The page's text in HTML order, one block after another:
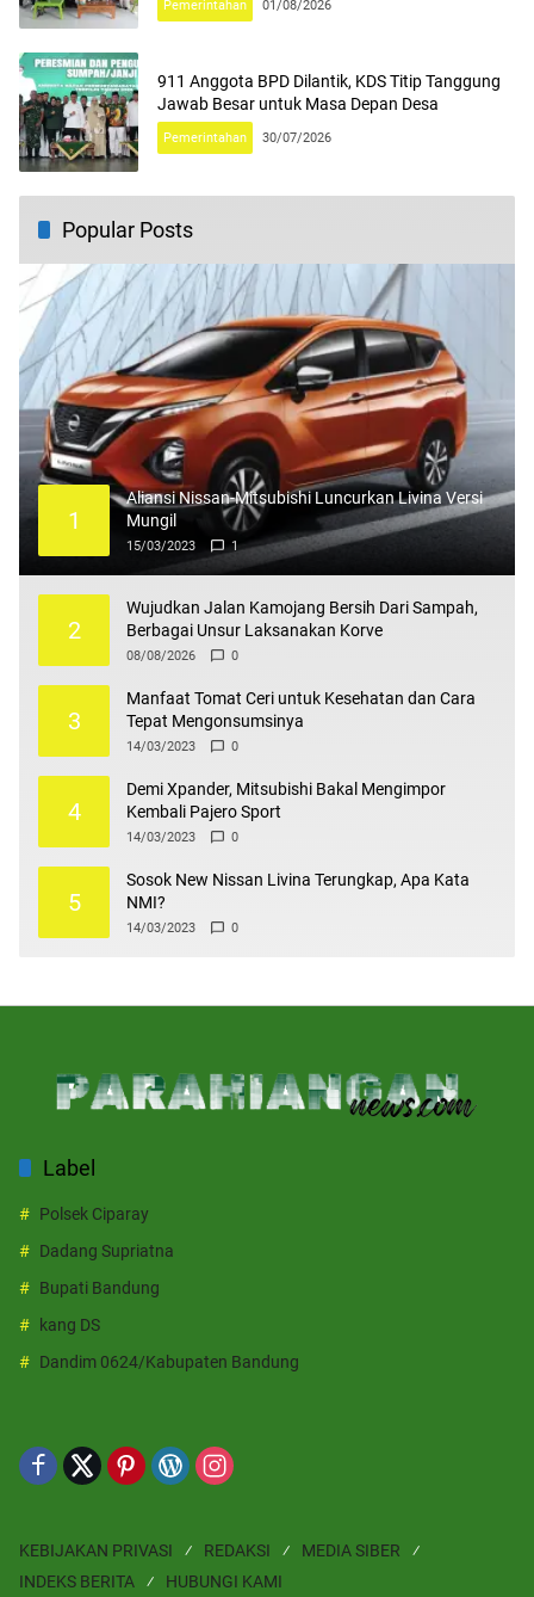
Pemerintahan 01/08/2026
911 Anggota BPD Dilantik, KDS Titip Tanggung
Jawab Besar untuk Masa Depan Desa
Pemerintahan 30/07/2026
Popular Posts
1
Aliansi Nissan-Mitsubishi Luncurkan Livina Versi
Mungil
15/03/2023 1
2
Wujudkan Jalan Kamojang Bersih Dari Sampah,
Berbagai Unsur Laksanakan Korve
08/08/2026 0
3
Manfaat Tomat Ceri untuk Kesehatan dan Cara
Tepat Mengonsumsinya
14/03/2023 0
4
Demi Xpander, Mitsubishi Bakal Mengimpor
Kembali Pajero Sport
14/03/2023 0
5
Sosok New Nissan Livina Terungkap, Apa Kata
NMI?
14/03/2023 0
Label
Polsek Ciparay
Dadang Supriatna
Bupati Bandung
kang DS
Dandim 0624/Kabupaten Bandung
KEBIJAKAN PRIVASI REDAKSI
MEDIA SIBER
INDEKS BERITA
HUBUNGI KAMI